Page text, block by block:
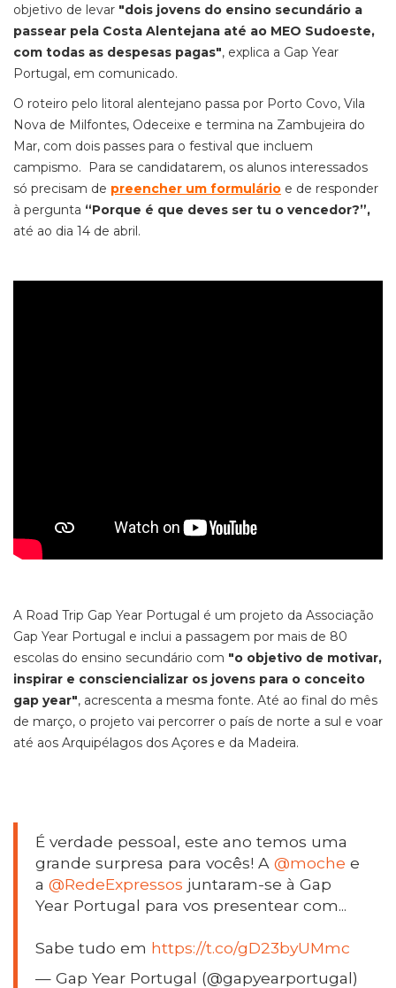
objetivo de levar "dois jovens do ensino secundário a
passear pela Costa Alentejana até ao MEO Sudoeste,
com todas as despesas pagas", explica a Gap Year
Portugal, em comunicado.
O roteiro pelo litoral alentejano passa por Porto Covo, Vila
Nova de Milfontes, Odeceixe e termina na Zambujeira do
Mar, com dois passes para o festival que incluem
campismo. Para se candidatarem, os alunos interessados
só precisam de preencher um formulário e de responder
à pergunta “Porque é que deves ser tu o vencedor?”,
até ao dia 14 de abril.
A Road Trip Gap Year Portugal é um projeto da Associação
Gap Year Portugal e inclui a passagem por mais de 80
escolas do ensino secundário com "o objetivo de motivar,
inspirar e consciencializar os jovens para o conceito
gap year", acrescenta a mesma fonte. Até ao final do mês
de março, o projeto vai percorrer o país de norte a sul e voar
até aos Arquipélagos dos Açores e da Madeira.
É verdade pessoal, este ano temos uma
grande surpresa para vocês! A @moche e
a @RedeExpressos juntaram-se à Gap
Year Portugal para vos presentear com...
Sabe tudo em https://t.co/gD23byUMmc
— Gap Year Portugal (@gapyearportugal)